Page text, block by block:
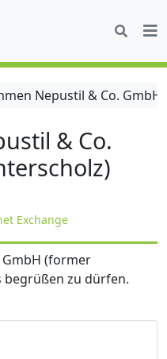
Nepustil & Co.
& Co.
Exchange
(former
begrüßen zu dürfen.